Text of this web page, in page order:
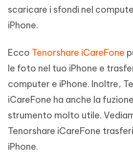
scaricare i sfondi nel
iPhone.
Ecco Tenorshare iCareFone
le foto nel tuo iPhone e
computer e iPhone. Inoltre,
iCareFone ha anche la
strumento molto utile.
Tenorshare iCareFone
iPhone.